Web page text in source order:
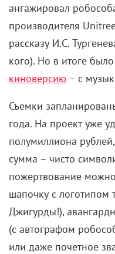
ангажировал
производителя
рассказу И.С.
кого). Но в итоге
киноверсию – с
Съемки
года. На проект уже
полумиллиона
сумма – чисто
пожертвование
шапочку с логотипом
Джигурды!),
(с автографом
или даже почетное